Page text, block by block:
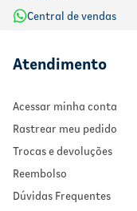
Central de vendas
Atendimento
Acessar minha conta
Rastrear meu pedido
Trocas e devoluções
Reembolso
Dúvidas Frequentes